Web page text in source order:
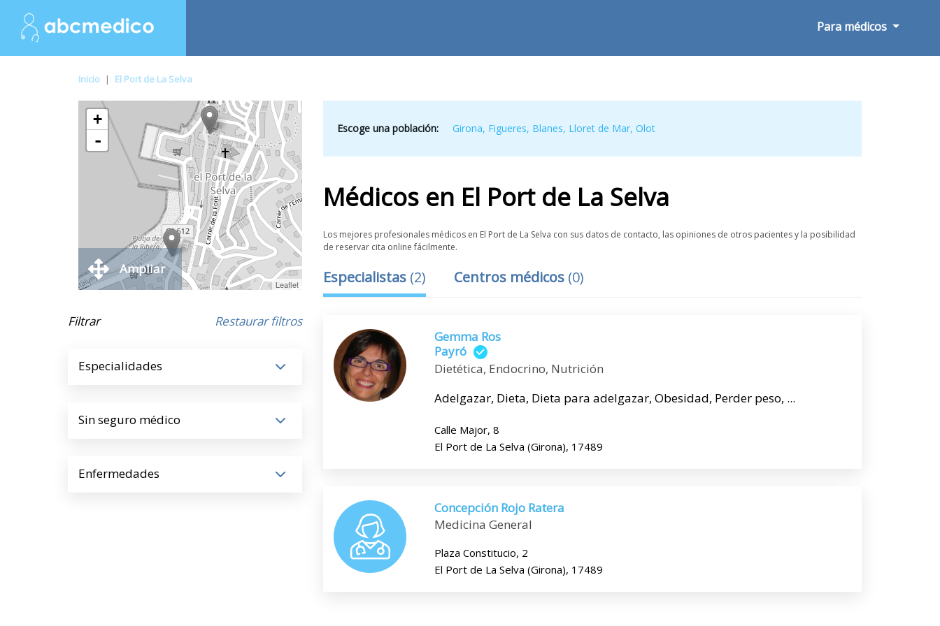
Para médicos
Inicio | El Port de La Selva
+
-
Leaflet
Ampliar
Filtrar Restaurar filtros
Especialidades
Sin seguro médico
Enfermedades
Escoge una población: Girona, Figueres, Blanes, Lloret de Mar,Olot
Médicos en El Port de La Selva
Los mejores profesionales médicos en El Port de La Selva con sus datos de contacto, las opiniones de otros pacientes y la posibilidad
de reservar cita online fácilmente.
Especialistas (2) Centros médicos (0)
Gemma Ros
Payró
Dietética, Endocrino, Nutrición
Adelgazar, Dieta, Dieta para adelgazar, Obesidad, Perder peso, ...
Calle Major, 8
El Port de La Selva (Girona), 17489
Concepción Rojo Ratera
Medicina General
Plaza Constitucio, 2
El Port de La Selva (Girona), 17489